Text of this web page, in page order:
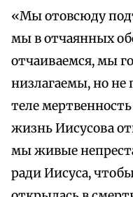
«Мы отовсюду
мы в отчаянных
отчаиваемся, мы
низлагаемы, но не
теле
жизнь Иисусова
мы живые
ради Иисуса,